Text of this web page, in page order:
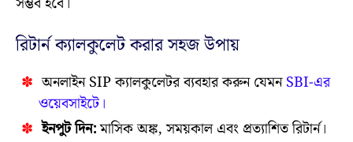
রিটার্ন ক্যালকুলেট করার সহজ উপায়
অনলাইন SIP ক্যালকুলেটর ব্যবহার করুন যেমনSBI-এর
ওয়েবসাইটে।
ইনপুট দিন:মাসিক অঙ্ক, সময়কাল এবং প্রত্যাশিত রিটার্ন।